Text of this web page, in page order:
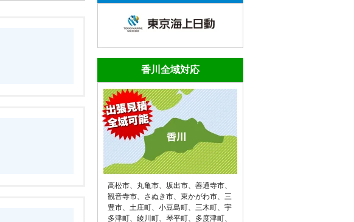
香川全域対応
高松市、 丸亀市、 坂出市、 善通寺市、
観音寺市、 さぬき市、 東かがわ市、 三
豊市、 土庄町、 小豆島町、 三木町、 宇
多津町、 綾川町、 琴平町、 多度津町、